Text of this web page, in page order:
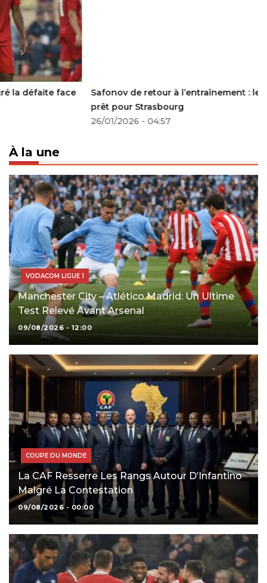
Safonov de retour à l’entraînement : le héros du PSG
prêt pour Strasbourg
À la une
VODACOM LIGUE 1
Manchester City – Atlético Madrid: Un Ultime
Test Relevé Avant Arsenal
09/08/2026 - 12:00
COUPE DU MONDE
La CAF Resserre Les Rangs Autour D’Infantino
Malgré La Contestation
09/08/2026 - 00:00